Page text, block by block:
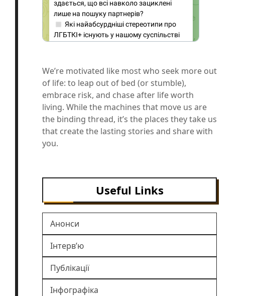
We’re motivated like most who seek more out
of life: to leap out of bed (or stumble),
embrace risk, and chase after life worth
living. While the machines that move us are
the binding thread, it’s the places they take us
that create the lasting stories and share with
you.
Useful Links
Анонси
Інтерв’ю
Публікації
Інфографіка